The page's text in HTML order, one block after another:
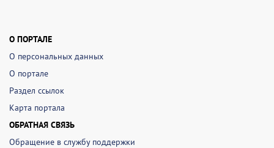
О ПОРТАЛЕ
О персональных данных
О портале
Раздел ссылок
Карта портала
ОБРАТНАЯ СВЯЗЬ
Обращение в службу поддержки